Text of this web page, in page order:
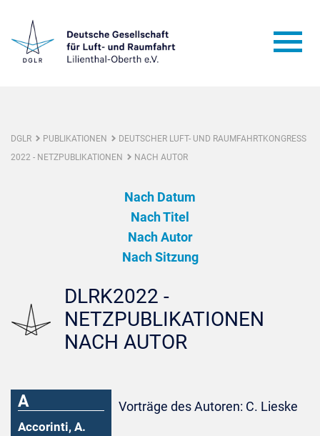
DGLR PUBLIKATIONEN
DEUTSCHER LUFT- UND RAUMFAHRTKONGRESS
2022 - NETZPUBLIKATIONEN
NACH AUTOR
Nach Datum
Nach Titel
Nach Autor
Nach Sitzung
DLRK2022 -
NETZPUBLIKATIONEN
NACH AUTOR
A
Accorinti, A.
Vorträge des Autoren: C. Lieske